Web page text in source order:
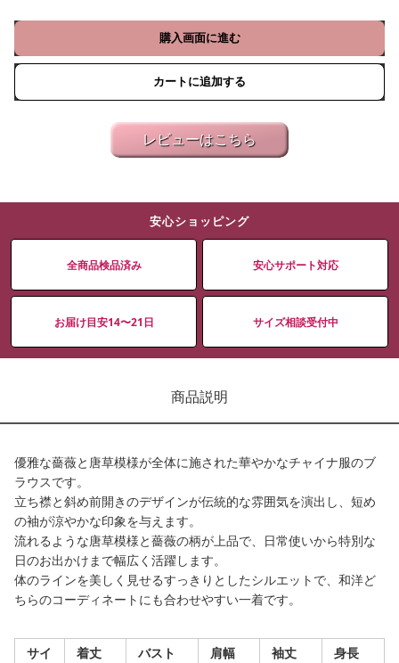
購入画面に進む
カートに追加する
レビューはこちら
安心ショッピング
全商品検品済み 安心サポート対応
お届け目安14〜21日 サイズ相談受付中
商品説明
優雅な薔薇と唐草模様が全体に施された華やかなチャイナ服のブ
ラウスです。
立ち襟と斜め前開きのデザインが伝統的な雰囲気を演出し、短め
の袖が涼やかな印象を与えます。
流れるような唐草模様と薔薇の柄が上品で、日常使いから特別な
日のお出かけまで幅広く活躍します。
体のラインを美しく見せるすっきりとしたシルエットで、和洋ど
ちらのコーディネートにも合わせやすい一着です。
サイ
着丈
バスト
肩幅
袖丈
身長